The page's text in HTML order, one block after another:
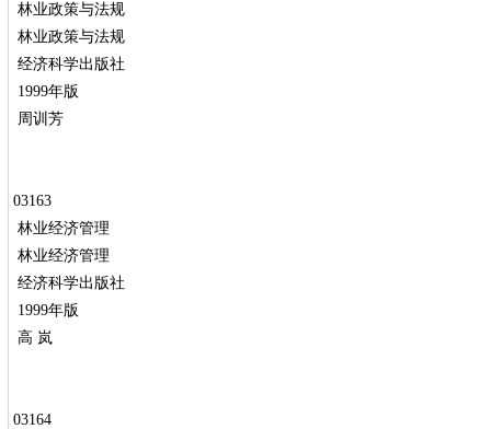
林业政策与法规
林业政策与法规
经济科学出版社
1999年版
周训芳
03163
林业经济管理
林业经济管理
经济科学出版社
1999年版
高 岚
03164